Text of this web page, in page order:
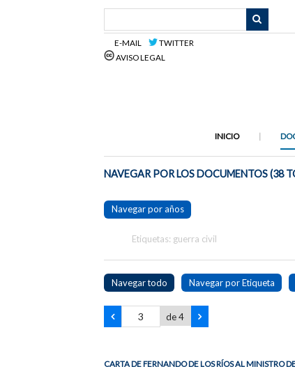
E-MAIL
TWITTER
AVISO LEGAL
INICIO
NAVEGAR POR LOS DOCUMENTOS (38
Navegar por años
Etiquetas: guerra civil
Navegar todo Navegar por Etiqueta
de 4
CARTA DE FERNANDO DE LOS RÍOS AL MINISTRO